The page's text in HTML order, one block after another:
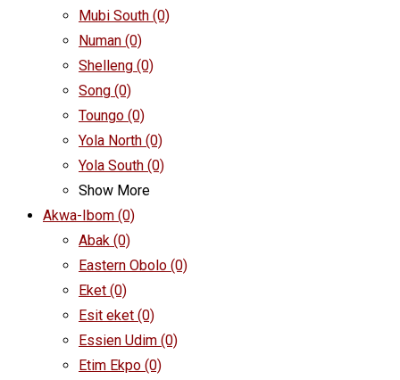
Mubi South (0)
Numan (0)
Shelleng (0)
Song (0)
Toungo (0)
Yola North (0)
Yola South (0)
Show More
Akwa-Ibom (0)
Abak (0)
Eastern Obolo (0)
Eket (0)
Esit eket (0)
Essien Udim (0)
Etim Ekpo (0)